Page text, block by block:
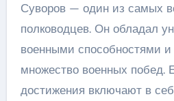
Суворов — один из самых
полководцев. Он обладал
военными способностями
множество военных побед.
достижения включают в